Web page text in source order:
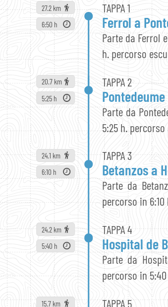
TAPPA 1
Ferrol a
27.2 km
6:50 h
Parte da Ferrol
h. percorso
TAPPA 2
20.7 km
5:25 h
Parte da
5:25 h.
TAPPA 3
Betanzos a
24.1 km
6:10 h
Parte da
percorso in
TAPPA 4
Hospital de
24.2 km
5:40 h
Parte da
percorso in
TAPPA 5
15.7 km